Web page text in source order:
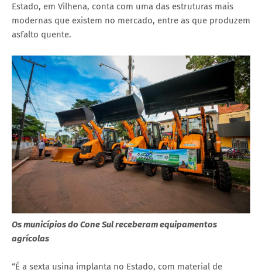
Estado, em Vilhena, conta com uma das estruturas mais
modernas que existem no mercado, entre as que produzem
asfalto quente.
Os municípios do Cone Sul receberam equipamentos
agrícolas
“É a sexta usina implanta no Estado, com material de